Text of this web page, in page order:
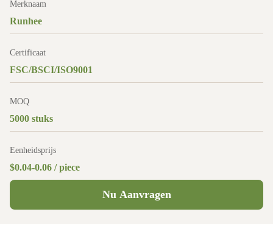
Merknaam
Runhee
Certificaat
FSC/BSCI/ISO9001
MOQ
5000 stuks
Eenheidsprijs
$0.04-0.06 / piece
Nu Aanvragen